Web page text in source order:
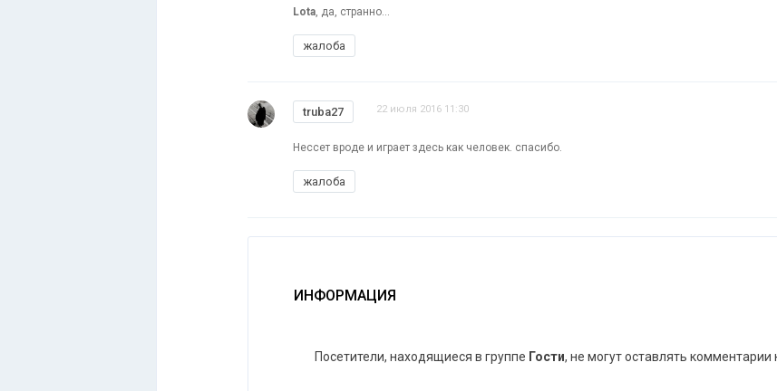
Lota, да, странно...
жалоба
truba27 22 июля 2016 11:30
Нессет вроде и играет здесь как человек. спасибо.
жалоба
ИНФОРМАЦИЯ
Посетители, находящиеся в группе Гости, не могут оставлять комментарии